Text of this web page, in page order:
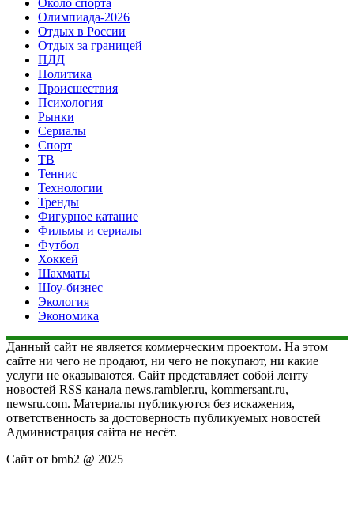
Олимпиада-2026
Отдых в России
Отдых за границей
ПДД
Политика
Происшествия
Психология
Рынки
Сериалы
Спорт
ТВ
Теннис
Технологии
Тренды
Фигурное катание
Фильмы и сериалы
Футбол
Хоккей
Шахматы
Шоу-бизнес
Экология
Экономика
Данный сайт не является коммерческим проектом. На этом
сайте ни чего не продают, ни чего не покупают, ни какие
услуги не оказываются. Сайт представляет собой ленту
новостей RSS канала news.rambler.ru, kommersant.ru,
newsru.com. Материалы публикуются без искажения,
ответственность за достоверность публикуемых новостей
Администрация сайта не несёт.
Сайт от bmb2 @ 2025